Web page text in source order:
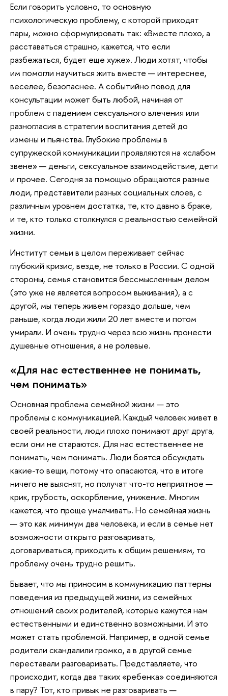
Если говорить условно, то основную
психологическую проблему, с которой приходят
пары, можно сформулировать так: «Вместе плохо, а
расставаться страшно, кажется, что если
разбежаться, будет еще хуже». Люди хотят, чтобы
им помогли научиться жить вместе — интереснее,
веселее, безопаснее. А событийно повод для
консультации может быть любой, начиная от
проблем с падением сексуального влечения или
разногласия в стратегии воспитания детей до
измены и пьянства. Глубокие проблемы в
супружеской коммуникации проявляются на «слабом
звене» — деньги, сексуальное взаимодействие, дети
и прочее. Сегодня за помощью обращаются разные
люди, представители разных социальных слоев, с
различным уровнем достатка, те, кто давно в браке,
и те, кто только столкнулся с реальностью семейной
жизни.
Институт семьи в целом переживает сейчас
глубокий кризис, везде, не только в России. С одной
стороны, семья становится бессмысленным делом
(это уже не является вопросом выживания), а с
другой, мы теперь живем гораздо дольше, чем
раньше, когда люди жили 20 лет вместе и потом
умирали. И очень трудно через всю жизнь пронести
душевные отношения, а не ролевые.
«Для нас естественнее не понимать,
чем понимать»
Основная проблема семейной жизни — это
проблемы с коммуникацией. Каждый человек живет в
своей реальности, люди плохо понимают друг друга,
если они не стараются. Для нас естественнее не
понимать, чем понимать. Люди боятся обсуждать
какие-то вещи, потому что опасаются, что в итоге
ничего не выяснят, но получат что-то неприятное —
крик, грубость, оскорбление, унижение. Многим
кажется, что проще умалчивать. Но семейная жизнь
— это как минимум два человека, и если в семье нет
возможности открыто разговаривать,
договариваться, приходить к общим решениям, то
проблему очень трудно решить.
Бывает, что мы приносим в коммуникацию паттерны
поведения из предыдущей жизни, из семейных
отношений своих родителей, которые кажутся нам
естественными и единственно возможными. И это
может стать проблемой. Например, в одной семье
родители скандалили громко, а в другой семье
переставали разговаривать. Представляете, что
происходит, когда два таких «ребенка» соединяются
в пару? Тот, кто привык не разговаривать —